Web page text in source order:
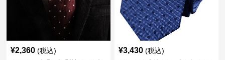
¥2,360 (税込) ¥3,430 (税込)